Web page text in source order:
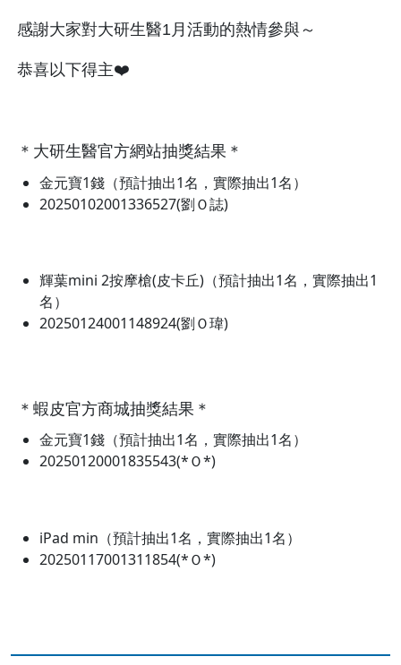
感謝大家對大研生醫1月活動的熱情參與～
恭喜以下得主❤️
＊大研生醫官方網站抽獎結果＊
金元寶1錢（預計抽出1名，實際抽出1名）
20250102001336527(劉Ｏ誌)
輝葉mini 2按摩槍(皮卡丘)（預計抽出1名，實際抽出1
名）
20250124001148924(劉Ｏ瑋)
＊蝦皮官方商城抽獎結果＊
金元寶1錢（預計抽出1名，實際抽出1名）
20250120001835543(*Ｏ*)
iPad min（預計抽出1名，實際抽出1名）
20250117001311854(*Ｏ*)